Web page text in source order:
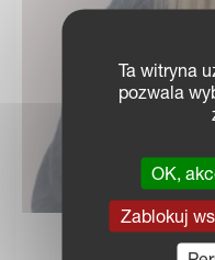
Ta witryna
pozwala
OK,
Zablokuj